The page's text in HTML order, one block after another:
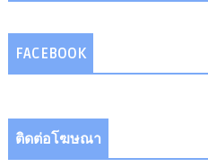
FACEBOOK
ติดต่อโฆษณา